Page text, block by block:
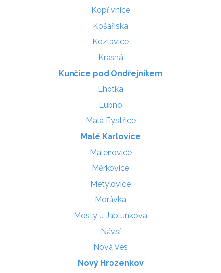
Kopřivnice
Košařiska
Kozlovice
Krásná
Kunčice pod Ondřejníkem
Lhotka
Lubno
Malá Bystřice
Malé Karlovice
Malenovice
Měrkovice
Metylovice
Morávka
Mosty u Jablunkova
Návsí
Nová Ves
Nový Hrozenkov